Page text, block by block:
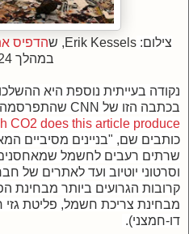
צילום: Erik Kessels, ש הדפיס
במהלך 24 שעות
נקודה בעייתית נוספת היא
בכתבה הזו של CNN שהתפרסמה כבר ב-2009:
CO2 does this article produce?
כותבים שם, "בניינים מסיביים
שרתים רעבים לחשמל שמאחסנים
וסרטוני יוטיוב ועד לאתרים של
קרובות הגרועים ביותר מבחינת
מבחינת צריכת חשמל, פליטת
דו-חמצני).